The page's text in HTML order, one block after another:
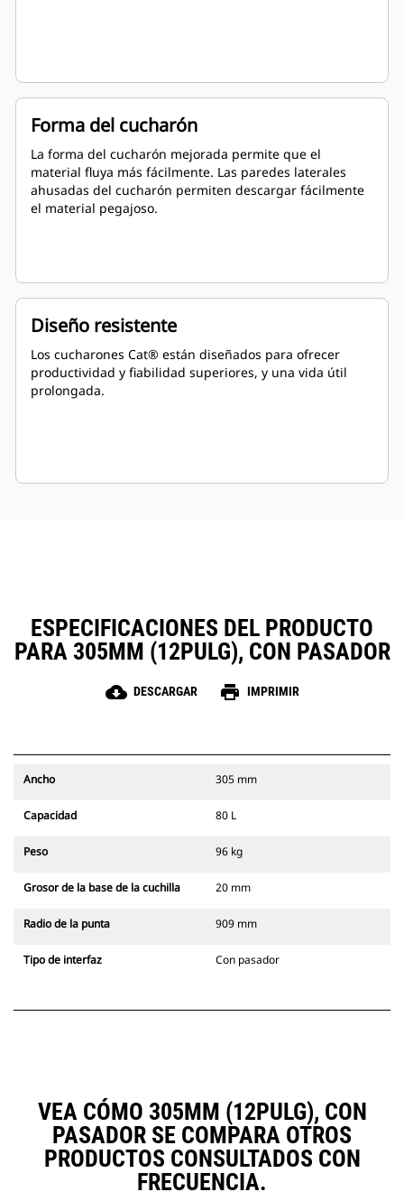
Forma del cucharón
La forma del cucharón mejorada permite que el
material fluya más fácilmente. Las paredes laterales
ahusadas del cucharón permiten descargar fácilmente
el material pegajoso.
Diseño resistente
Los cucharones Cat® están diseñados para ofrecer
productividad y fiabilidad superiores, y una vida útil
prolongada.
ESPECIFICACIONES DEL PRODUCTO
PARA 305MM (12PULG), CON PASADOR
cloud_download DESCARGAR print IMPRIMIR
Ancho 305 mm
Capacidad 80 L
Peso 96 kg
Grosor de la base de la cuchilla 20 mm
Radio de la punta 909 mm
Tipo de interfaz Con pasador
VEA CÓMO 305MM (12PULG), CON
PASADOR SE COMPARA OTROS
PRODUCTOS CONSULTADOS CON
FRECUENCIA.